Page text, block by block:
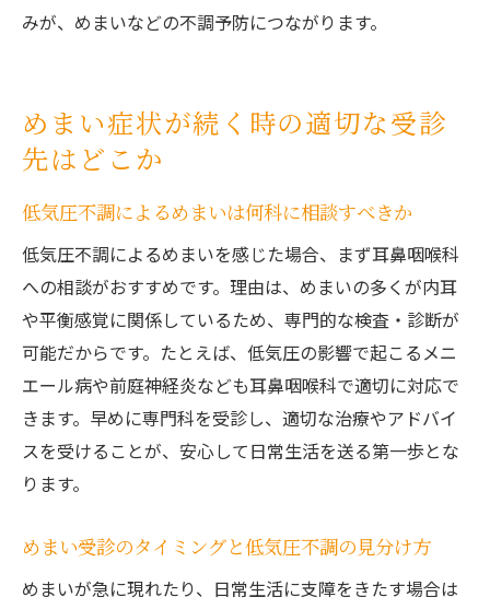
みが、めまいなどの不調予防につながります。
めまい症状が続く時の適切な受診
先はどこか
低気圧不調によるめまいは何科に相談すべきか
低気圧不調によるめまいを感じた場合、まず耳鼻咽喉科
への相談がおすすめです。理由は、めまいの多くが内耳
や平衡感覚に関係しているため、専門的な検査・診断が
可能だからです。たとえば、低気圧の影響で起こるメニ
エール病や前庭神経炎なども耳鼻咽喉科で適切に対応で
きます。早めに専門科を受診し、適切な治療やアドバイ
スを受けることが、安心して日常生活を送る第一歩とな
ります。
めまい受診のタイミングと低気圧不調の見分け方
めまいが急に現れたり、日常生活に支障をきたす場合は